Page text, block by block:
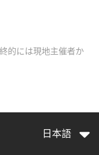
的には現地主催者か
日本語